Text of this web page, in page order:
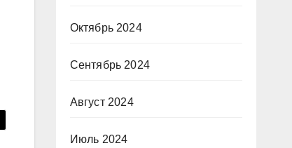
Октябрь 2024
Сентябрь 2024
Август 2024
Июль 2024